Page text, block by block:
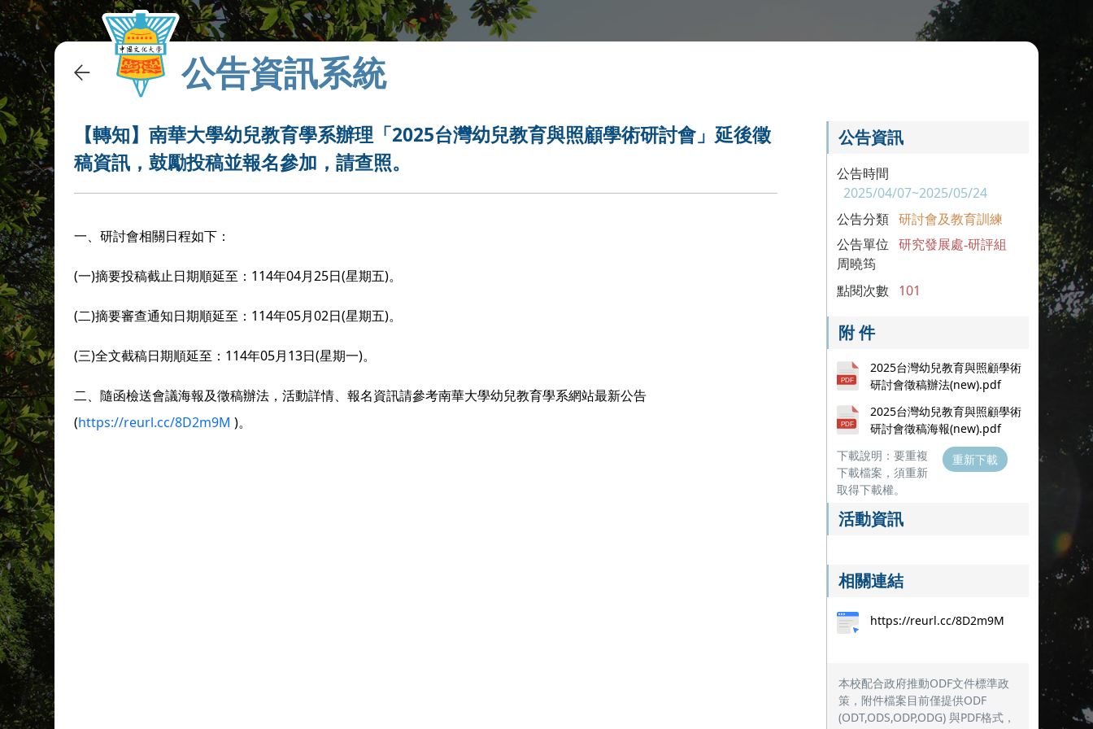
公告資訊系統
【轉知】南華大學幼兒教育學系辦理「2025台灣幼兒教育與照顧學術研討會」延後徵
稿資訊，鼓勵投稿並報名參加，請查照。
一、研討會相關日程如下：
(一)摘要投稿截止日期順延至： 114年04月 25日(星期五)。
(二)摘要審查通知日期順延至： 114年05月02日(星期五)。
(三)全文截稿日期順延至： 114年05月 13日(星期一)。
二、隨函檢送會議海報及徵稿辦法，活動詳情、報名資訊請參考南華大學幼兒教育學系網站最新公告
(https://reurl.cc/8D2m9M )。
公告資訊
公告時間
2025/04/07~2025/05/24
公告分類 研討會及教育訓練
公告單位
研究發展處-研評組
周曉筠
點閱次數 101
附 件
2025台灣幼兒教育與照顧學術
研討會徵稿辦法(new).pdf
2025台灣幼兒教育與照顧學術
研討會徵稿海報(new).pdf
下載說明：要重複
下載檔案，須重新
取得下載權。
重新下載
活動資訊
相關連結
https://reurl.cc/8D2m9M
本校配合政府推動ODF文件標準政
策，附件檔案目前僅提供ODF
(ODT,ODS,ODP,ODG) 與PDF格式，